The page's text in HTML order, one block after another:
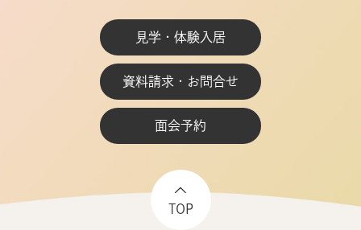
見学・体験入居
資料請求・お問合せ
面会予約
TOP